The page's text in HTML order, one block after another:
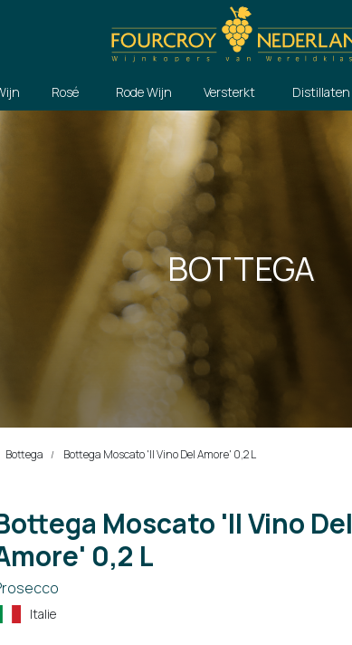
Rosé Rode Wijn Versterkt Distillaten
BOTTEGA
Bottega Bottega Moscato 'Il Vino Del Amore' 0,2 L
Moscato 'Il Vino Del
0,2 L
Italie